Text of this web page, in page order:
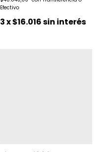
3x$16.016sin interés